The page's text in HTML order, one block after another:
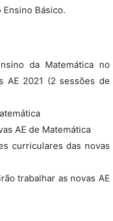
Ensino Básico.
da Matemática no
AE 2021 (2 sessões de
AE de Matemática
curriculares das novas
trabalhar as novas AE